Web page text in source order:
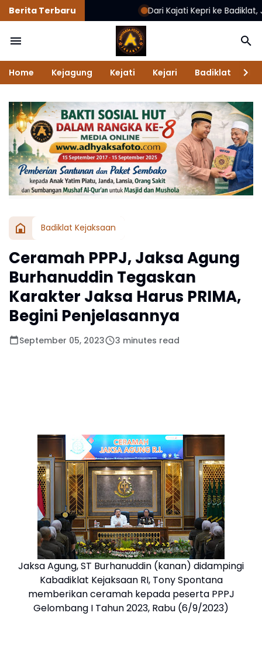
Berita Terbaru Dari Kajati Kepri ke Badiklat, Jehezkiel
Home Kejagung Kejati Kejari Badiklat
Badiklat Kejaksaan
Ceramah PPPJ, Jaksa Agung
Burhanuddin Tegaskan
Karakter Jaksa Harus PRIMA,
Begini Penjelasannya
September 05, 2023 3 minutes read
Jaksa Agung, ST Burhanuddin (kanan) didampingi
Kabadiklat Kejaksaan RI, Tony Spontana
memberikan ceramah kepada peserta PPPJ
Gelombang I Tahun 2023, Rabu (6/9/2023)